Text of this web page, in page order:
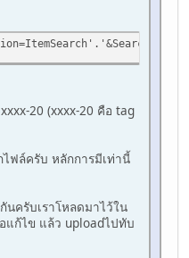
20 (xxxx-20 คือ tag
ฟล์ครับ หลักการมีเท่านี้
ครับเราโหลดมาไว้ใน
แก้ไข แล้ว uploadไปทับ